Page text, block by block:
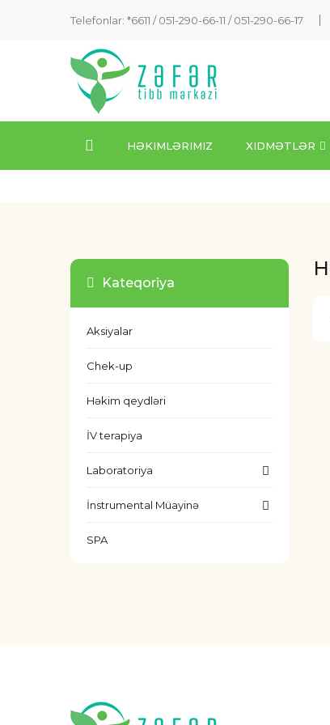
Telefonlar: *6611 /051-290-66-11 /051-290-66-17
HƏKIMLƏRIMIZ XIDMƏTLƏR
Kateqoriya
Aksiyalar
Chek-up
Həkim qeydləri
İV terapiya
Laboratoriya
İnstrumental Müayinə
SPA